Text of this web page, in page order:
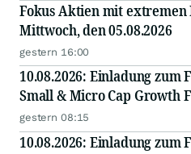
Fokus Aktien mit extremen
Mittwoch, den 05.08.2026
gestern 16:00
10.08.2026: Einladung zum
Small & Micro Cap Growth
gestern 08:15
10.08.2026: Einladung zum